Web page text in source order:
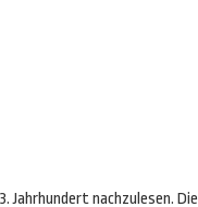
Jahrhundert nachzulesen. Die